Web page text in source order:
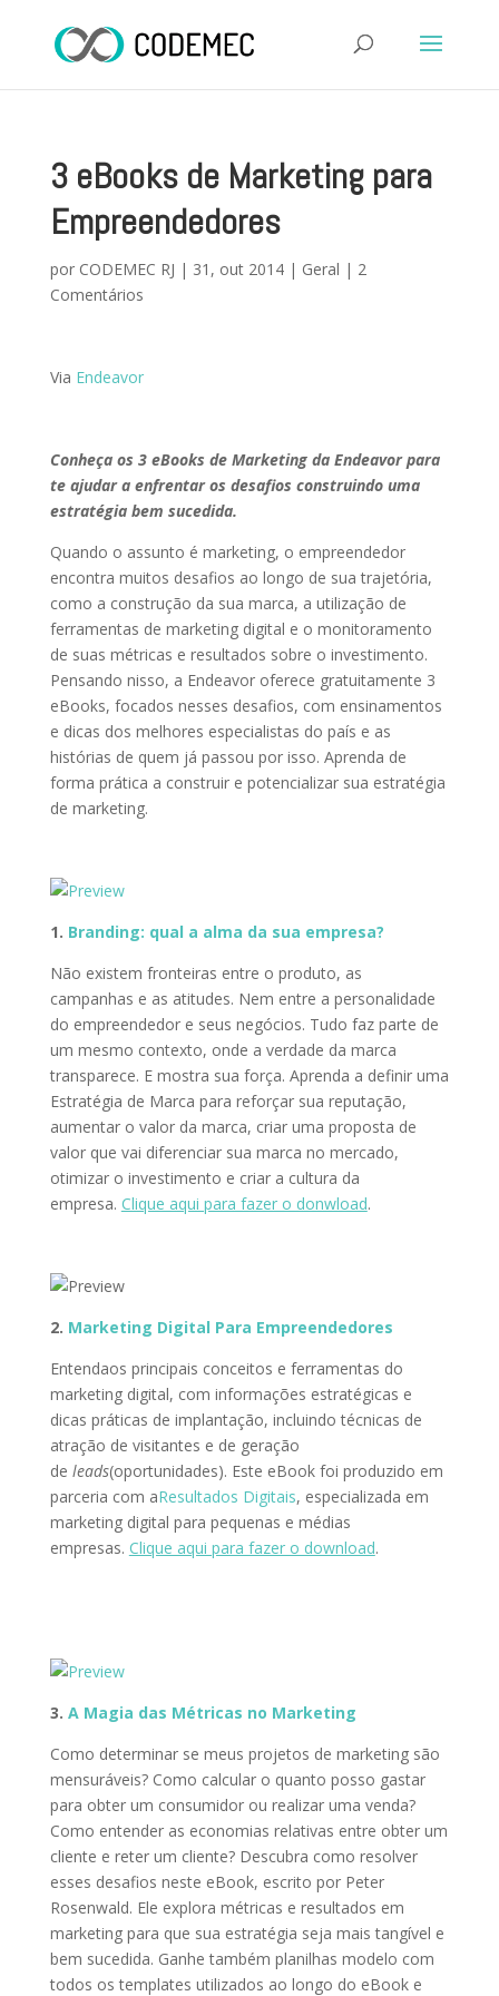
3 eBooks de Marketing para
Empreendedores
por CODEMEC RJ | 31, out 2014| Geral | 2
Comentários
Via Endeavor
Conheça os 3 eBooks de Marketing da Endeavor para
te ajudar a enfrentar os desafios construindo uma
estratégia bem sucedida.
Quando o assunto é marketing, o empreendedor
encontra muitos desafios ao longo de sua trajetória,
como a construção da sua marca, a utilização de
ferramentas de marketing digital e o monitoramento
de suas métricas e resultados sobre o investimento.
Pensando nisso, a Endeavor oferece gratuitamente 3
eBooks, focados nesses desafios, com ensinamentos
e dicas dos melhores especialistas do país e as
histórias de quem já passou por isso. Aprenda de
forma prática a construir e potencializar sua estratégia
de marketing.
1. Branding: qual a alma da sua empresa?
Não existem fronteiras entre o produto, as
campanhas e as atitudes. Nem entre a personalidade
do empreendedor e seus negócios. Tudo faz parte de
um mesmo contexto, onde a verdade da marca
transparece. E mostra sua força. Aprenda a definir uma
Estratégia de Marca para reforçar sua reputação,
aumentar o valor da marca, criar uma proposta de
valor que vai diferenciar sua marca no mercado,
otimizar o investimento e criar a cultura da
empresa. Clique aqui para fazer o donwload.
2. Marketing Digital Para Empreendedores
Entendaos principais conceitos e ferramentas do
marketing digital, com informações estratégicas e
dicas práticas de implantação, incluindo técnicas de
atração de visitantes e de geração
de leads(oportunidades). Este eBook foi produzido em
parceria com aResultados Digitais, especializada em
marketing digital para pequenas e médias
empresas. Clique aqui para fazer o download.
3. A Magia das Métricas no Marketing
Como determinar se meus projetos de marketing são
mensuráveis? Como calcular o quanto posso gastar
para obter um consumidor ou realizar uma venda?
Como entender as economias relativas entre obter um
cliente e reter um cliente? Descubra como resolver
esses desafios neste eBook, escrito por Peter
Rosenwald. Ele explora métricas e resultados em
marketing para que sua estratégia seja mais tangível e
bem sucedida. Ganhe também planilhas modelo com
todos os templates utilizados ao longo do eBook e